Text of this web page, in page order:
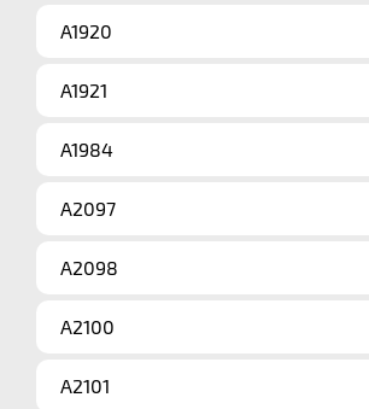
A1920
A1921
A1984
A2097
A2098
A2100
A2101